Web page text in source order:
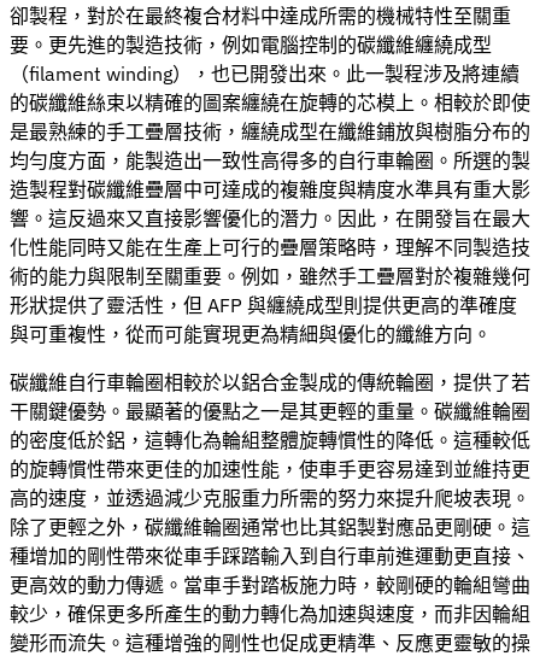
卻製程，對於在最終複合材料中達成所需的機械特性至關重
要。更先進的製造技術，例如電腦控制的碳纖維纏繞成型
（filament winding），也已開發出來。此一製程涉及將連續
的碳纖維絲束以精確的圖案纏繞在旋轉的芯模上。相較於即使
是最熟練的手工疊層技術，纏繞成型在纖維鋪放與樹脂分布的
均勻度方面，能製造出一致性高得多的自行車輪圈。所選的製
造製程對碳纖維疊層中可達成的複雜度與精度水準具有重大影
響。這反過來又直接影響優化的潛力。因此，在開發旨在最大
化性能同時又能在生產上可行的疊層策略時，理解不同製造技
術的能力與限制至關重要。例如，雖然手工疊層對於複雜幾何
形狀提供了靈活性，但 AFP 與纏繞成型則提供更高的準確度
與可重複性，從而可能實現更為精細與優化的纖維方向。
碳纖維自行車輪圈相較於以鋁合金製成的傳統輪圈，提供了若
干關鍵優勢。最顯著的優點之一是其更輕的重量。碳纖維輪圈
的密度低於鋁，這轉化為輪組整體旋轉慣性的降低。這種較低
的旋轉慣性帶來更佳的加速性能，使車手更容易達到並維持更
高的速度，並透過減少克服重力所需的努力來提升爬坡表現。
除了更輕之外，碳纖維輪圈通常也比其鋁製對應品更剛硬。這
種增加的剛性帶來從車手踩踏輸入到自行車前進運動更直接、
更高效的動力傳遞。當車手對踏板施力時，較剛硬的輪組彎曲
較少，確保更多所產生的動力轉化為加速與速度，而非因輪組
變形而流失。這種增強的剛性也促成更精準、反應更靈敏的操